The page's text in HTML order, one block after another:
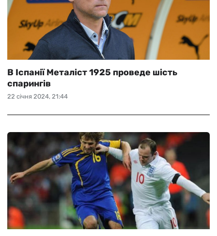
22 січня 2024, 21:44
В Іспанії Mеталіст 1925 проведе шість
спарингів